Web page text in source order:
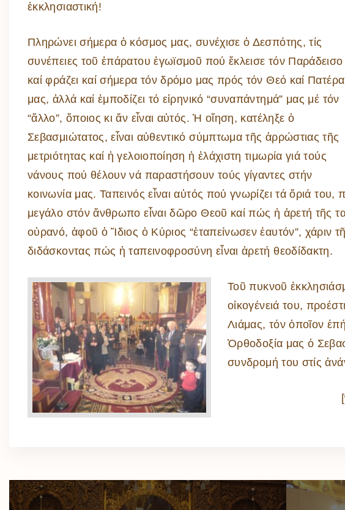
ἐκκλησιαστική!
Πληρώνει σήμερα ὁ κόσμος μας, συνέχισε ὁ Δεσπότης, τίς
συνέπειες τοῦ ἐπάρατου ἐγωϊσμοῦ πού ἔκλεισε τόν Παράδεισο
καί φράζει καί σήμερα τόν δρόμο μας πρός τόν Θεό καί Πατέρα
μας, ἀλλά καί ἐμποδίζει τό εἰρηνικό “συναπάντημά” μας μέ τόν
“ἄλλο”, ὅποιος κι ἄν εἶναι αὐτός. Ἡ οἴηση, κατέληξε ὁ
Σεβασμιώτατος, εἶναι αὐθεντικό σύμπτωμα τῆς ἀρρώστιας τῆς
μετριότητας καί ἡ γελοιοποίηση ἡ ἐλάχιστη τιμωρία γιά τούς
νάνους πού θέλουν νά παραστήσουν τούς γίγαντες στήν
κοινωνία μας. Ταπεινός εἶναι αὐτός πού γνωρίζει τά ὅριά
μεγάλο στόν ἄνθρωπο εἶναι δῶρο Θεοῦ καί πώς ἡ ἀρετή τῆς
οὐρανό, ἀφοῦ ὁ Ἴδιος ὁ Κύριος “ἐταπείνωσεν ἑαυτόν”, χάριν
διδάσκοντας πώς ἡ ταπεινοφροσύνη εἶναι ἀρετή θεοδίδακτη.
Τοῦ πυκνοῦ
οἰκογένειά του,
Λιάμας, τόν ὁποῖον
Ὀρθοδοξία μας ὁ
συνδρομή του στίς